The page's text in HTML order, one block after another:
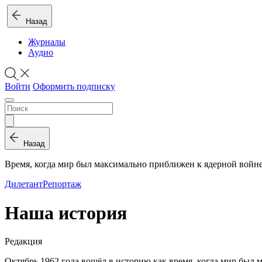
Назад
Журналы
Аудио
Войти Оформить подписку
Назад
Время, когда мир был максимально приближен к ядерной
ДилетантРепортаж
Наша история
Редакция